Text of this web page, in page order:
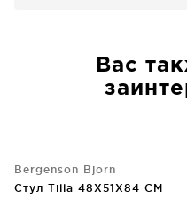
Вас
Bergenson Bjorn
Стул Tilla 48X51X84 CM